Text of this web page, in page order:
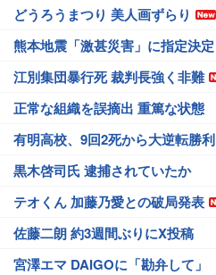
どうろうまつり 美人画ずらり
熊本地震「激甚災害」に指定決定
江別集団暴行死 裁判長強く非難
正常な組織を誤摘出 重篤な状態
有明高校、9回2死から大逆転勝利
黒木啓司氏 逮捕されていたか
テオくん 加藤乃愛との破局発表
佐藤二朗 約3週間ぶりにX投稿
宮澤エマ DAIGOに「勘弁して」